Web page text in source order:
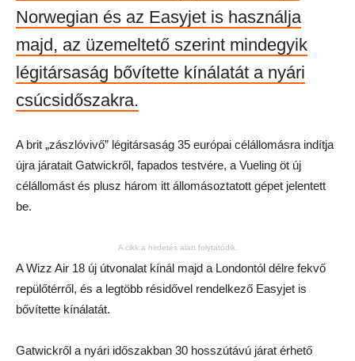
Norwegian és az Easyjet is használja
majd, az üzemeltető szerint mindegyik
légitársaság bővítette kínálatát a nyári
csúcsidőszakra.
A brit „zászlóvivő” légitársaság 35 európai célállomásra indítja
újra járatait Gatwickről, fapados testvére, a Vueling öt új
célállomást és plusz három itt állomásoztatott gépet jelentett
be.
A cikk a hirdetés alatt folytatódik.
A Wizz Air 18 új útvonalat kínál majd a Londontól délre fekvő
repülőtérről, és a legtöbb résidővel rendelkező Easyjet is
bővítette kínálatát.
Gatwickről a nyári időszakban 30 hosszútávú járat érhető